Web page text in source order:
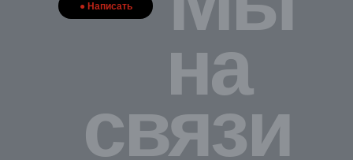
на
связи
● Написать